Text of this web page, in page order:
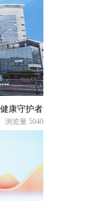
康守护者
浏览量 5040